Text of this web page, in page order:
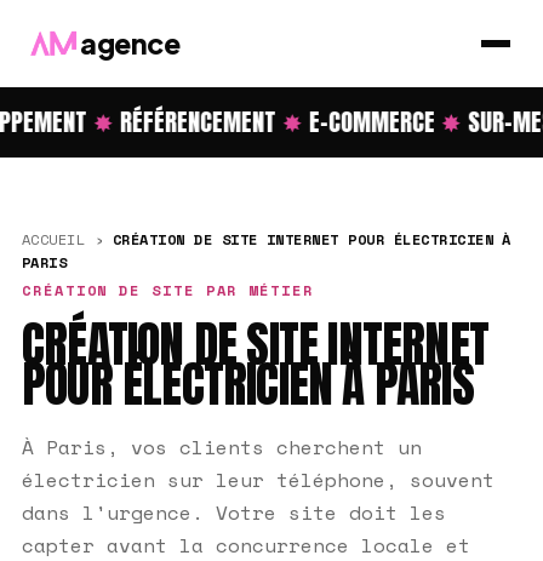
agence
✸RÉFÉRENCEMENT✸E-COMMERCE✸SUR-
ACCUEIL › CRÉATION DE SITE INTERNET POUR ÉLECTRICIEN À
PARIS
CRÉATION DE SITE PAR MÉTIER
CRÉATION DE SITE INTERNET
POUR ÉLECTRICIEN À PARIS
À Paris, vos clients cherchent un
électricien sur leur téléphone, souvent
dans l'urgence. Votre site doit les
capter avant la concurrence locale et